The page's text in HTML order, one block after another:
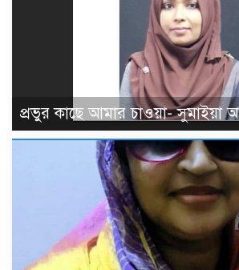
প্রভুর কাছে আমার চাওয়া- সুমাইয়া